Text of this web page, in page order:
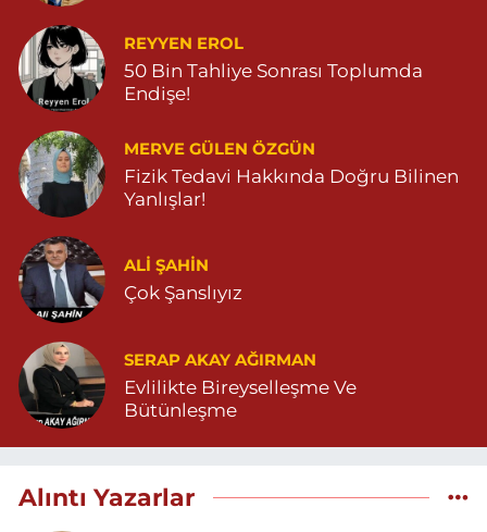
REYYEN EROL
50 Bin Tahliye Sonrası Toplumda
Endişe!
MERVE GÜLEN ÖZGÜN
Fizik Tedavi Hakkında Doğru Bilinen
Yanlışlar!
ALI ŞAHİN
Çok Şanslıyız
SERAP AKAY AĞIRMAN
Evlilikte Bireyselleşme Ve
Bütünleşme
Alıntı Yazarlar